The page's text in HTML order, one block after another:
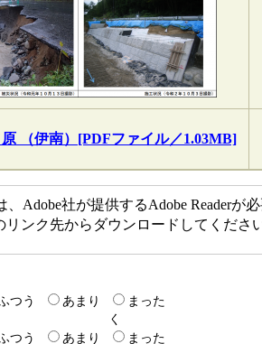
（伊南）[PDFファイル／1.03MB]
Adobe社が提供するAdobe Readerが必
ンク先からダウンロードしてくださ
つう あまり
まった
く
つう あまり まった